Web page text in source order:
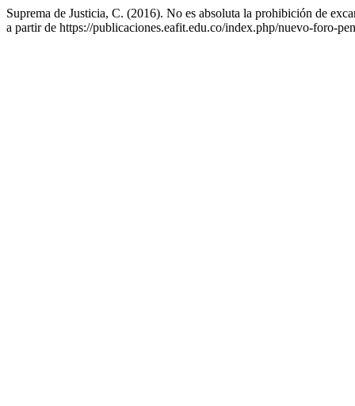
Suprema de Justicia, C. (2016). No es absoluta la prohibición de
a partir de https://publicaciones.eafit.edu.co/index.php/nuevo-foro-